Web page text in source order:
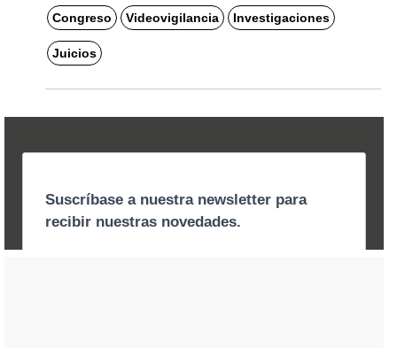
Congreso Videovigilancia Investigaciones
Juicios